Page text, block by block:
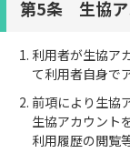
第5条 生協ア
利用者が生協ア
て利用者自身で
前項により生協
生協アカウント
利用履歴の閲覧